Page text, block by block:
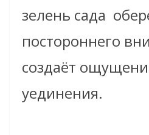
зелень сада
постороннего
создаёт
уединения.